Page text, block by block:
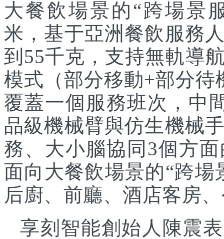
大餐飲場景的“跨場景
米，基于亞洲餐飲服務
到55千克，支持無軌導
模式（部分移動+部分待
覆蓋一個服務班次，中
品級機械臂與仿生機械
務、大小腦協同3個方
面向大餐飲場景的“跨
后廚、前廳、酒店客房
享刻智能創始人陳震